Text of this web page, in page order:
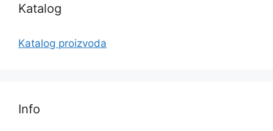
Katalog
Katalog proizvoda
Info